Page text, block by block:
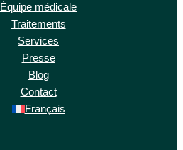
Équipe médicale
Traitements
Services
Presse
Blog
Contact
Français